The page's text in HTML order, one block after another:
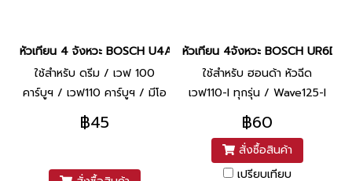
หัวเทียน 4 จังหวะ BOSCH U4AC
ใช้สำหรับ ดรีม / เวฟ 100
คาร์บูฯ / เวฟ110 คาร์บูฯ / มีโอ
/ ฟิโน่ / สแมช คาร์บูฯ
฿45
หัวเทียน 4จังหวะ BOSCH UR6DC
ใช้สำหรับ ฮอนด้า หัวฉีด
เวฟ110-I ทุกรุ่น / Wave125-I
ทุกรุ่น / Click125-I ทุกรุ่น /
Click-I / PCX / MSX /
Dream supercup
฿60
สั่งซื้อสินค้า
เปรียบเทียบ